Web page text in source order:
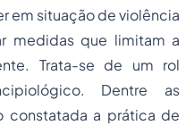
em situação de violência
medidas que limitam a
Trata-se de um rol
Dentre as
constatada a prática de